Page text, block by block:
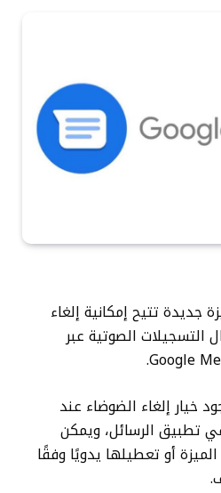
جديدة تتيح إمكانية إلغاء
التسجيلات الصوتية عبر
خيار إلغاء الضوضاء عند
تطبيق الرسائل، ويمكن
أو تعطيلها يدويًا وفقًا